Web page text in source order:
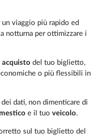
un viaggio più rapido ed
notturna per ottimizzare i
acquisto del tuo biglietto,
o più flessibili in
dati, non dimenticare di
e il tuoveicolo.
sul tuo biglietto del